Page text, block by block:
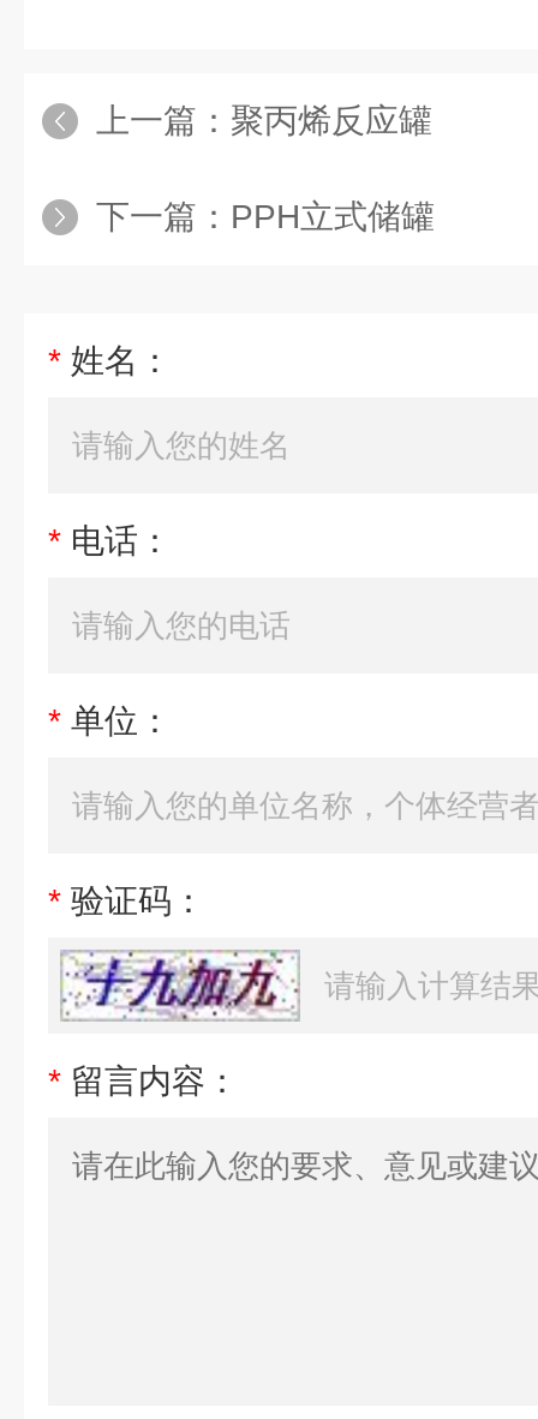
上一篇： 聚丙烯反应罐
下一篇： PPH立式储罐
* 姓名：
* 电话：
* 单位：
* 验证码：
* 留言内容：